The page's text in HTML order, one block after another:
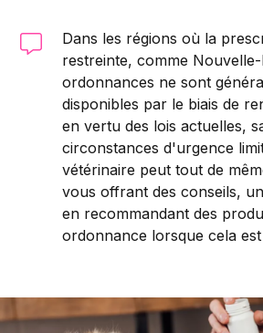
Dans les régions où la
restreinte, comme Nouvelle-
ordonnances ne sont
disponibles par le biais de
en vertu des lois actuelles,
circonstances d'urgence
vétérinaire peut tout de
vous offrant des conseils,
en recommandant des
ordonnance lorsque cela